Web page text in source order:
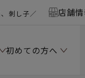
刺し子／ 店舗
初めての方へ